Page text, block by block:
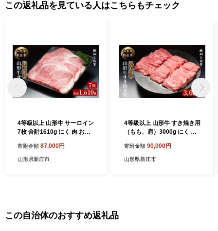
この返礼品を見ている人はこちらもチェック
4等級以上 山形牛 サーロイン
7枚 合計1610g にく 肉 お肉
4
寄附金額 87,000円
山形県新庄市
4等級以上 山形牛 すき焼き用
（もも、肩）3000g にく 肉
-2145
寄附金額 90,000円
山形県新庄市
この自治体のおすすめ返礼品